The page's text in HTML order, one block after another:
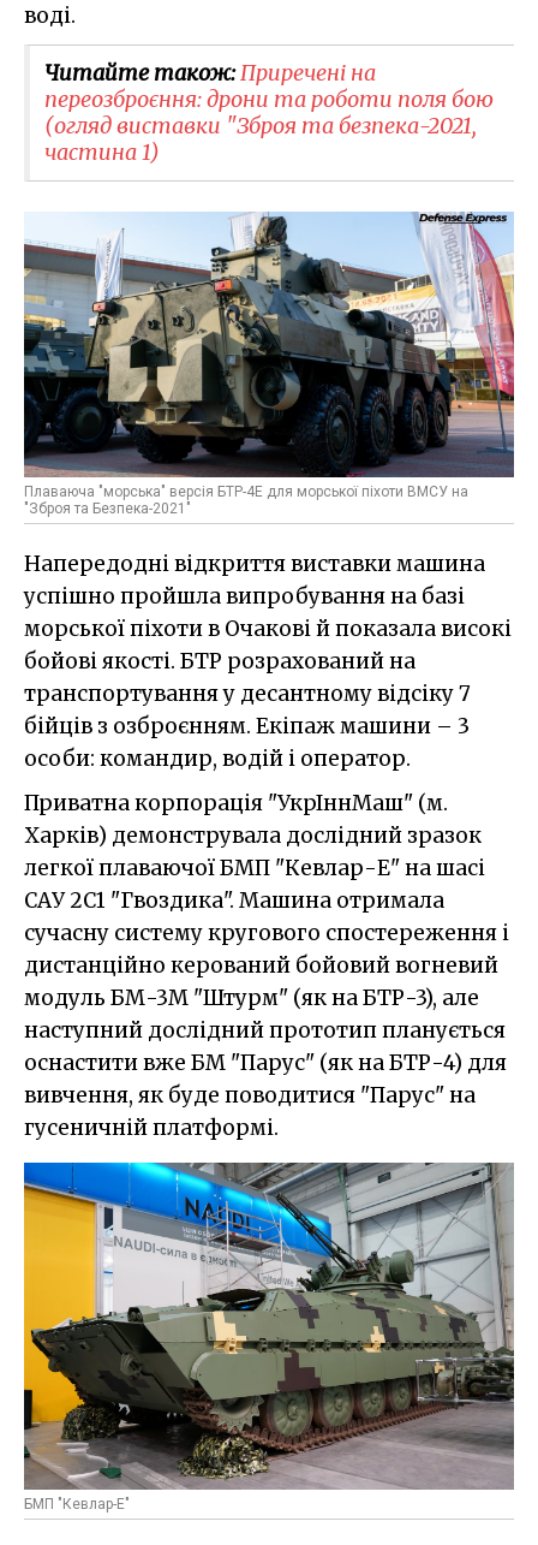
воді.
Читайте також:Приречені на
переозброєння: дрони та роботи поля бою
(огляд виставки "Зброя та безпека-2021,
частина 1)
Плаваюча "морська" версія БТР-4Е для морської піхоти ВМСУ на
"Зброя та Безпека-2021"
Напередодні відкриття виставки машина
успішно пройшла випробування на базі
морської піхоти в Очакові й показала високі
бойові якості. БТР розрахований на
транспортування у десантному відсіку 7
бійців з озброєнням. Екіпаж машини – 3
особи: командир, водій і оператор.
Приватна корпорація "УкрІннМаш" (м.
Харків) демонструвала дослідний зразок
легкої плаваючої БМП "Кевлар-Е" на шасі
САУ 2C1 "Гвоздика". Машина отримала
сучасну систему кругового спостереження і
дистанційно керований бойовий вогневий
модуль БМ-3М "Штурм" (як на БТР-3), але
наступний дослідний прототип планується
оснастити вже БМ "Парус" (як на БТР-4) для
вивчення, як буде поводитися "Парус" на
гусеничній платформі.
БМП "Кевлар-Е"